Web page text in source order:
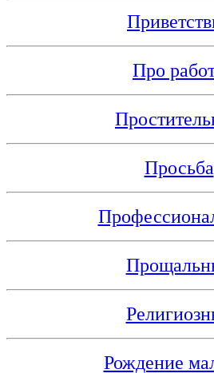
Про
Просьба
Рождение